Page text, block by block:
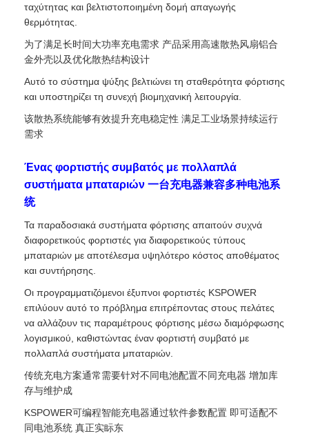
ταχύτητας και βελτιστοποιημένη δομή απαγωγής
θερμότητας.
为了满足长时间大功率充电需求 产品采用高速散热风扇铝合
金外壳以及优化散热结构设计
Αυτό το σύστημα ψύξης βελτιώνει τη σταθερότητα φόρτισης
και υποστηρίζει τη συνεχή βιομηχανική λειτουργία.
该散热系统能够有效提升充电稳定性 满足工业场景持续运行
需求
Ένας φορτιστής συμβατός με πολλαπλά
συστήματα μπαταριών 一台充电器兼容多种电池系
统
Τα παραδοσιακά συστήματα φόρτισης απαιτούν συχνά
διαφορετικούς φορτιστές για διαφορετικούς τύπους
μπαταριών με αποτέλεσμα υψηλότερο κόστος αποθέματος
και συντήρησης.
Οι προγραμματιζόμενοι έξυπνοι φορτιστές KSPOWER
επιλύουν αυτό το πρόβλημα επιτρέποντας στους πελάτες
να αλλάζουν τις παραμέτρους φόρτισης μέσω διαμόρφωσης
λογισμικού, καθιστώντας έναν φορτιστή συμβατό με
πολλαπλά συστήματα μπαταριών.
传统充电方案通常需要针对不同电池配置不同充电器 增加库
存与维护成
KSPOWER可编程智能充电器通过软件参数配置 即可适配不
同电池系统 真正实眎东